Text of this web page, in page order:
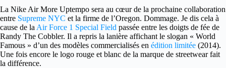
La Nike Air More Uptempo sera au cœur de la prochaine collaboration
entre Supreme NYC et la firme de l’Oregon. Dommage. Je dis cela à
cause de la Air Force 1 Special Field passée entre les doigts de fée de
Randy The Cobbler. Il a repris la lanière affichant le slogan « World
Famous » d’un des modèles commercialisés en édition limitée (2014).
Une fois encore le logo rouge et blanc de la marque de streetwear fait
la différence.